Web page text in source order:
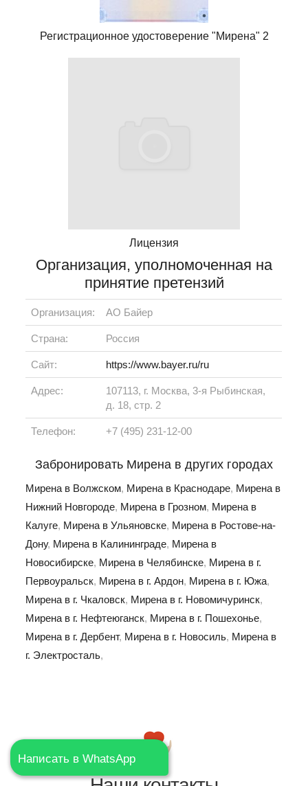
Регистрационное удостоверение "Мирена" 2
Лицензия
Организация, уполномоченная на
принятие претензий
Организация: АО Байер
Страна: Россия
Сайт: https://www.bayer.ru/ru
Адрес:
107113, г. Москва, 3-я Рыбинская,
д. 18, стр. 2
Телефон: +7 (495) 231-12-00
Забронировать Мирена в других городах
Мирена в Волжском, Мирена в Краснодаре, Мирена в
Нижний Новгороде, Мирена в Грозном, Мирена в
Калуге, Мирена в Ульяновске, Мирена в Ростове-на-
Дону, Мирена в Калининграде, Мирена в
Новосибирске, Мирена в Челябинске, Мирена в г.
Первоуральск, Мирена в г. Ардон, Мирена в г. Южа,
Мирена в г. Чкаловск, Мирена в г. Новомичуринск,
Мирена в г. Нефтеюганск, Мирена в г. Пошехонье,
Мирена в г. Дербент, Мирена в г. Новосиль, Мирена в
г. Электросталь,
Написать в WhatsApp